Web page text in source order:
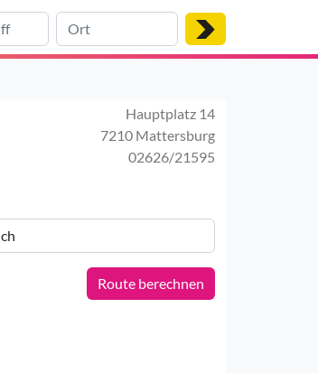
Hauptplatz 14
7210 Mattersburg
02626/21595
Route berechnen